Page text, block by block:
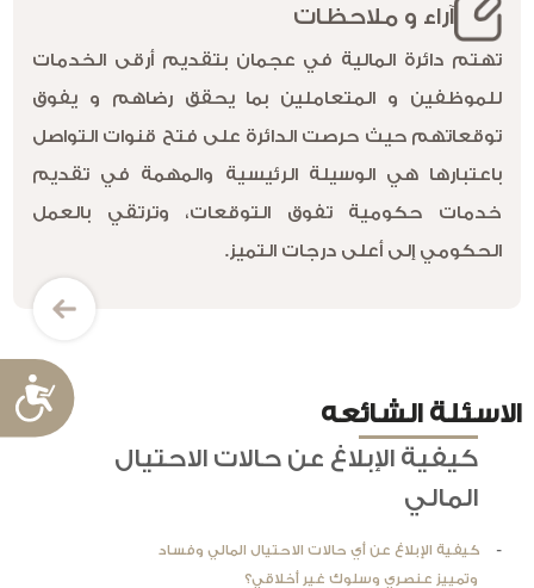
آراء و ملاحظات
تهتم دائرة المالية في عجمان بتقديم أرقى الخدمات
للموظفين و المتعاملين بما يحقق رضاهم و يفوق
توقعاتهم حيث حرصت الدائرة على فتح قنوات التواصل
باعتبارها هي الوسيلة الرئيسية والمهمة في تقديم
خدمات حكومية تفوق التوقعات، وترتقي بالعمل
الحكومي إلى أعلى درجات التميز.
الاسئلة الشائعه
كيفية الإبلاغ عن حالات الاحتيال
المالي
كيفية الإبلاغ عن أي حالات الاحتيال المالي وفساد
وتمييز عنصري وسلوك غير أخلاقي؟